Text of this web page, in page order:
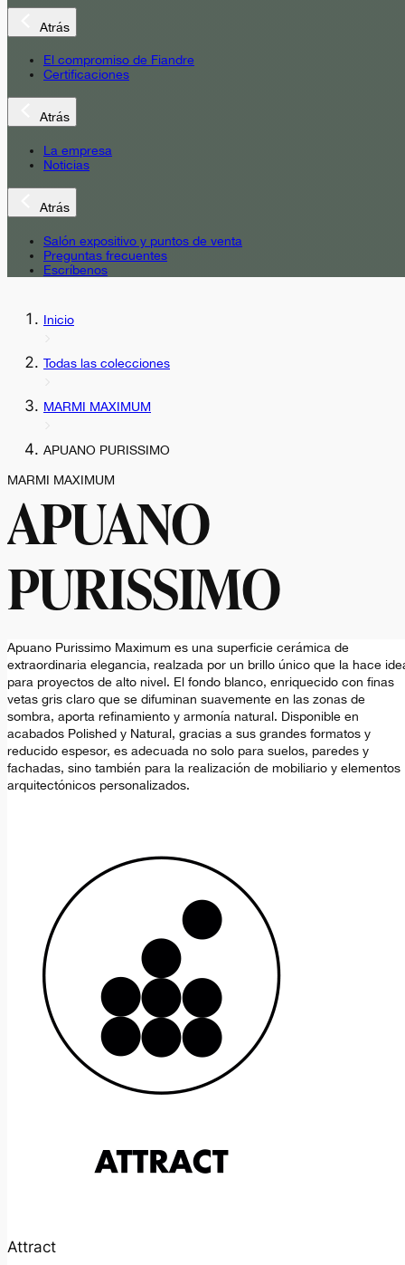
Atrás
El compromiso de Fiandre
Certificaciones
Atrás
La empresa
Noticias
Atrás
Salón expositivo y puntos de venta
Preguntas frecuentes
Escríbenos
Inicio
Todas las colecciones
MARMI MAXIMUM
APUANO PURISSIMO
MARMI MAXIMUM
APUANO
PURISSIMO
Apuano Purissimo Maximum es una superficie cerámica de
extraordinaria elegancia, realzada por un brillo único que la hace
para proyectos de alto nivel. El fondo blanco, enriquecido con finas
vetas gris claro que se difuminan suavemente en las zonas de
sombra, aporta refinamiento y armonía natural. Disponible en
acabados Polished y Natural, gracias a sus grandes formatos y
reducido espesor, es adecuada no solo para suelos, paredes y
fachadas, sino también para la realización de mobiliario y elementos
arquitectónicos personalizados.
Attract